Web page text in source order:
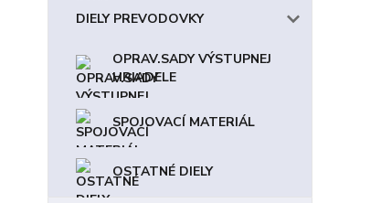
DIELY PREVODOVKY
OPRAV.SADY VÝSTUPNEJ
HRIADELE
SPOJOVACÍ MATERIÁL
OSTATNÉ DIELY